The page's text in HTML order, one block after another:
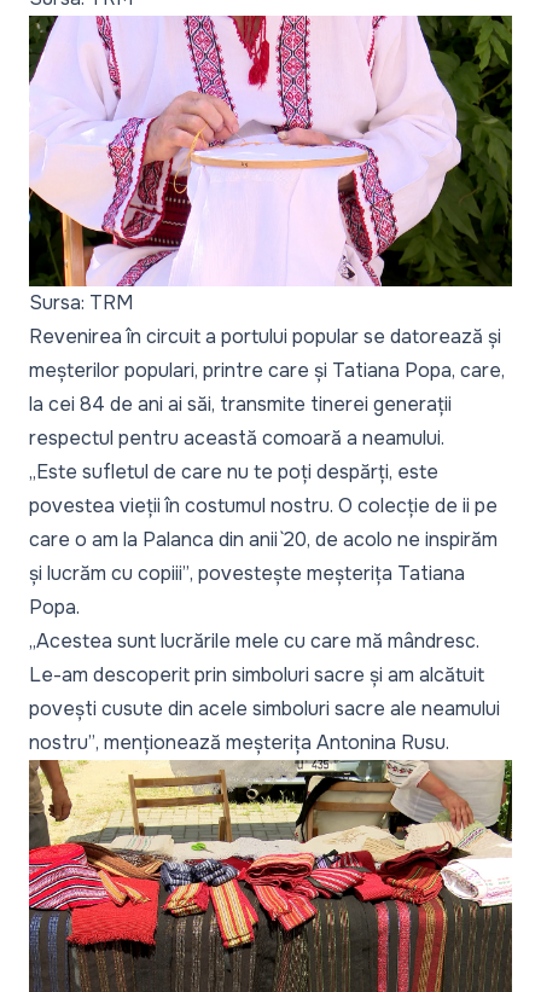
Sursa: TRM
Revenirea în circuit a portului popular se datorează și
meșterilor populari, printre care și Tatiana Popa, care,
la cei 84 de ani ai săi, transmite tinerei generații
respectul pentru această comoară a neamului.
„Este sufletul de care nu te poți despărți, este
povestea vieții în costumul nostru. O colecție de ii pe
care o am la Palanca din anii `20, de acolo ne inspirăm
și lucrăm cu copiii”, povestește meșterița Tatiana
Popa.
„Acestea sunt lucrările mele cu care mă mândresc.
Le-am descoperit prin simboluri sacre și am alcătuit
povești cusute din acele simboluri sacre ale neamului
nostru”, menționează meșterița Antonina Rusu.